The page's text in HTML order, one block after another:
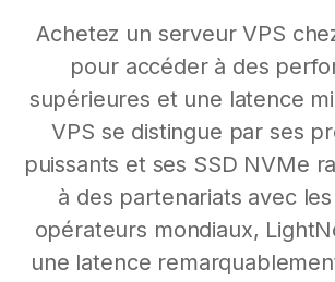
Achetez un serveur VPS
pour accéder à des
supérieures et une latence
VPS se distingue par ses
puissants et ses SSD NVMe
à des partenariats avec
opérateurs mondiaux,
une latence